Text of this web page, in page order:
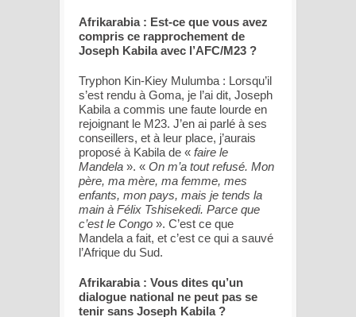
Afrikarabia : Est-ce que vous avez
compris ce rapprochement de
Joseph Kabila avec l’AFC/M23 ?
Tryphon Kin-Kiey Mulumba : Lorsqu’il
s’est rendu à Goma, je l’ai dit, Joseph
Kabila a commis une faute lourde en
rejoignant le M23. J’en ai parlé à ses
conseillers, et à leur place, j’aurais
proposé à Kabila de « faire le
Mandela ». « On m’a tout refusé. Mon
père, ma mère, ma femme, mes
enfants, mon pays, mais je tends la
main à Félix Tshisekedi. Parce que
c’est le Congo ». C’est ce que
Mandela a fait, et c’est ce qui a sauvé
l’Afrique du Sud.
Afrikarabia : Vous dites qu’un
dialogue national ne peut pas se
tenir sans Joseph Kabila ?